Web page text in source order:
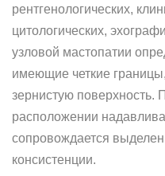
рентгенологических,
цитологических,
узловой мастопатии
имеющие четкие
зернистую поверхность.
расположении
сопровождается
консистенции.